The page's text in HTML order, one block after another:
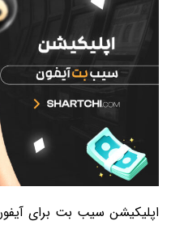
اپلیکیشن سیب بت برای